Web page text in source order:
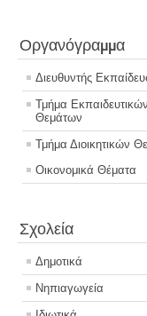
Οργανόγραμμα
Διευθυντής
Τμήμα Εκπαιδευτικών
Θεμάτων
Τμήμα Διοικητικών
Οικονομικά Θέματα
Σχολεία
Δημοτικά
Νηπιαγωγεία